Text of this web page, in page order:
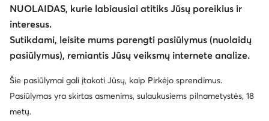
Trending
Palanki kaina
NUOLAIDAS, kurie labiausiai atitiks Jūsų poreikius ir
interesus.
Sutikdami, leisite mums parengti pasiūlymus (nuolaidų
pasiūlymus), remiantis Jūsų veiksmų internete analize.
Šie pasiūlymai gali įtakoti Jūsų, kaip Pirkėjo sprendimus.
Pasiūlymas yra skirtas asmenims, sulaukusiems pilnametystės, 18
metų.